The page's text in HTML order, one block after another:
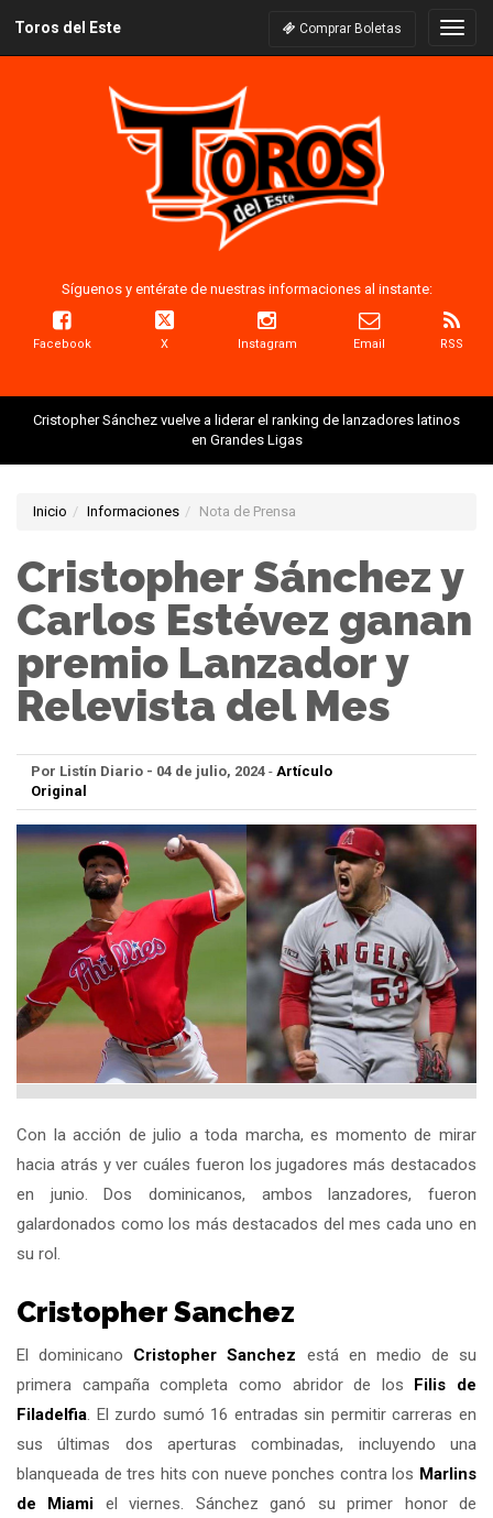
Toros del Este Comprar Boletas
Síguenos y entérate de nuestras informaciones al instante:
Facebook X Instagram Email RSS
Cristopher Sánchez vuelve a liderar el ranking de lanzadores latinos
en Grandes Ligas
Inicio Informaciones Nota de Prensa
Cristopher Sánchez y
Carlos Estévez ganan
premio Lanzador y
Relevista del Mes
Por Listín Diario - 04 de julio, 2024 - Artículo
Original
Con la acción de julio a toda marcha, es momento de mirar
hacia atrás y ver cuáles fueron los jugadores más destacados
en junio. Dos dominicanos, ambos lanzadores, fueron
galardonados como los más destacados del mes cada uno en
su rol.
Cristopher Sanchez
El dominicano Cristopher Sanchez está en medio de su
primera campaña completa como abridor de los Filis de
Filadelfia. El zurdo sumó 16 entradas sin permitir carreras en
sus últimas dos aperturas combinadas, incluyendo una
blanqueada de tres hits con nueve ponches contra los Marlins
de Miami el viernes. Sánchez ganó su primer honor de